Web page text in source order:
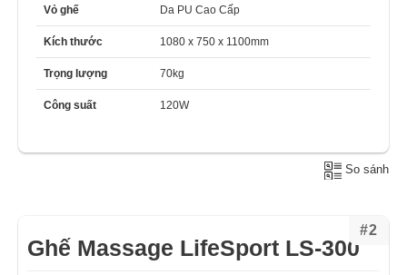
Vỏ ghế Da PU Cao Cấp
Kích thước 1080 x 750 x 1100mm
Trọng lượng 70kg
Công suất 120W
So sánh
#2
Ghế Massage LifeSport LS-300